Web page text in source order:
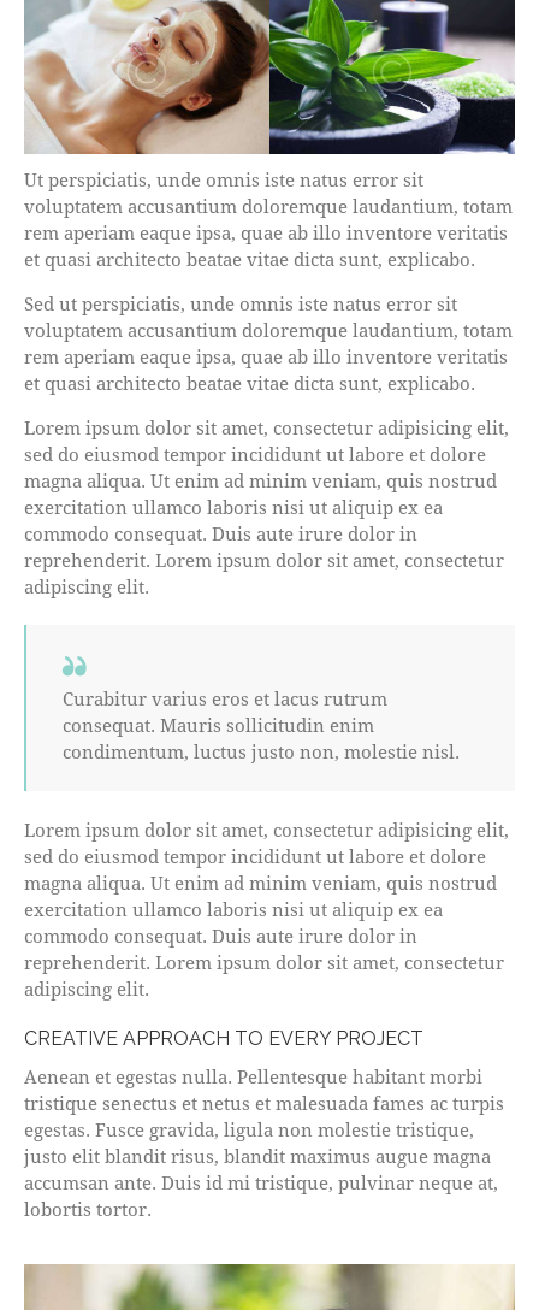
Ut perspiciatis, unde omnis iste natus error sit
voluptatem accusantium doloremque laudantium, totam
rem aperiam eaque ipsa, quae ab illo inventore veritatis
et quasi architecto beatae vitae dicta sunt, explicabo.
Sed ut perspiciatis, unde omnis iste natus error sit
voluptatem accusantium doloremque laudantium, totam
rem aperiam eaque ipsa, quae ab illo inventore veritatis
et quasi architecto beatae vitae dicta sunt, explicabo.
Lorem ipsum dolor sit amet, consectetur adipisicing elit,
sed do eiusmod tempor incididunt ut labore et dolore
magna aliqua. Ut enim ad minim veniam, quis nostrud
exercitation ullamco laboris nisi ut aliquip ex ea
commodo consequat. Duis aute irure dolor in
reprehenderit. Lorem ipsum dolor sit amet, consectetur
adipiscing elit.
Curabitur varius eros et lacus rutrum
consequat. Mauris sollicitudin enim
condimentum, luctus justo non, molestie nisl.
Lorem ipsum dolor sit amet, consectetur adipisicing elit,
sed do eiusmod tempor incididunt ut labore et dolore
magna aliqua. Ut enim ad minim veniam, quis nostrud
exercitation ullamco laboris nisi ut aliquip ex ea
commodo consequat. Duis aute irure dolor in
reprehenderit. Lorem ipsum dolor sit amet, consectetur
adipiscing elit.
CREATIVE APPROACH TO EVERY PROJECT
Aenean et egestas nulla. Pellentesque habitant morbi
tristique senectus et netus et malesuada fames ac turpis
egestas. Fusce gravida, ligula non molestie tristique,
justo elit blandit risus, blandit maximus augue magna
accumsan ante. Duis id mi tristique, pulvinar neque at,
lobortis tortor.